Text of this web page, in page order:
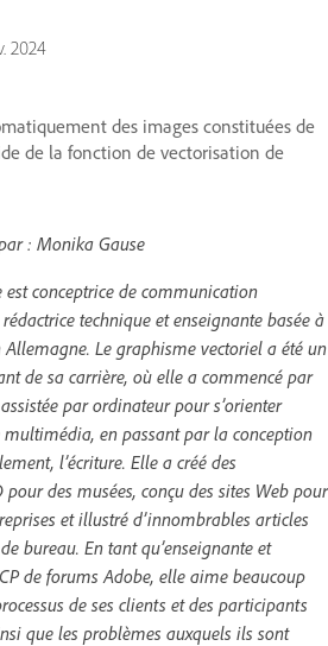
2024
des images constituées de
de la fonction de vectorisation de
: Monika Gause
conceptrice de communication
technique et enseignante basée à
Le graphisme vectoriel a été un
de sa carrière, où elle a commencé par
par ordinateur pour s’orienter
multimédia, en passant par la conception
l’écriture. Elle a créé des
des musées, conçu des sites Web pour
et illustré d’innombrables articles
bureau. En tant qu’enseignante et
de forums Adobe, elle aime beaucoup
de ses clients et des participants
que les problèmes auxquels ils sont